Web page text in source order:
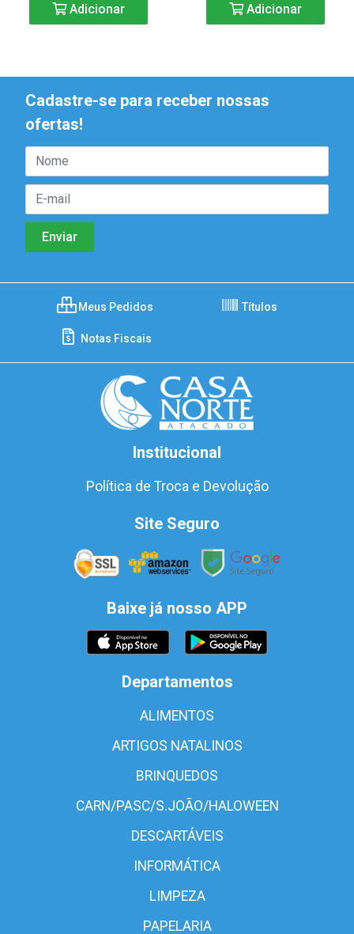
Adicionar Adicionar
Cadastre-se para receber nossas
ofertas!
Meus Pedidos Títulos
Notas Fiscais
Institucional
Política de Troca e Devolução
Site Seguro
Baixe já nosso APP
Departamentos
ALIMENTOS
ARTIGOS NATALINOS
BRINQUEDOS
CARN/PASC/S.JOÃO/HALOWEEN
DESCARTÁVEIS
INFORMÁTICA
LIMPEZA
PAPELARIA